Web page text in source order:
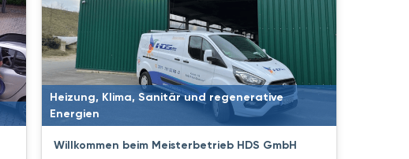
Heizung, Klima, Sanitär und regenerative
Energien
Willkommen beim Meisterbetrieb HDS GmbH